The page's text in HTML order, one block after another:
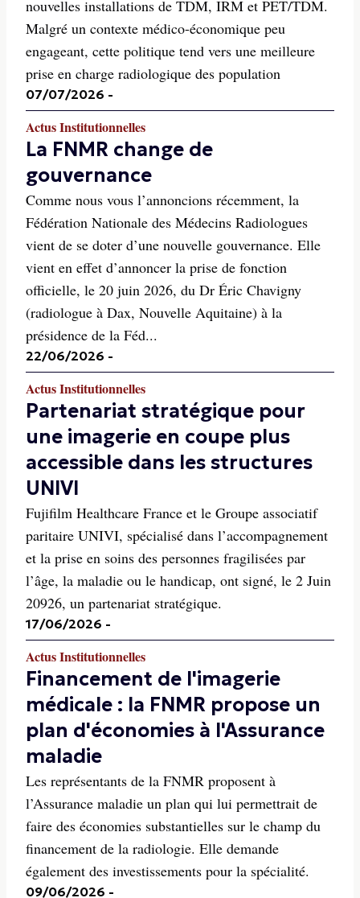
nouvelles installations de TDM, IRM et PET/TDM.
Malgré un contexte médico-économique peu
engageant, cette politique tend vers une meilleure
prise en charge radiologique des population
07/07/2026 -
Actus Institutionnelles
La FNMR change de
gouvernance
Comme nous vous l’annoncions récemment, la
Fédération Nationale des Médecins Radiologues
vient de se doter d’une nouvelle gouvernance. Elle
vient en effet d’annoncer la prise de fonction
officielle, le 20 juin 2026, du Dr Éric Chavigny
(radiologue à Dax, Nouvelle Aquitaine) à la
présidence de la Féd...
22/06/2026 -
Actus Institutionnelles
Partenariat stratégique pour
une imagerie en coupe plus
accessible dans les structures
UNIVI
Fujifilm Healthcare France et le Groupe associatif
paritaire UNIVI, spécialisé dans l’accompagnement
et la prise en soins des personnes fragilisées par
l’âge, la maladie ou le handicap, ont signé, le 2 Juin
20926, un partenariat stratégique.
17/06/2026 -
Actus Institutionnelles
Financement de l'imagerie
médicale : la FNMR propose un
plan d'économies à l'Assurance
maladie
Les représentants de la FNMR proposent à
l’Assurance maladie un plan qui lui permettrait de
faire des économies substantielles sur le champ du
financement de la radiologie. Elle demande
également des investissements pour la spécialité.
09/06/2026 -